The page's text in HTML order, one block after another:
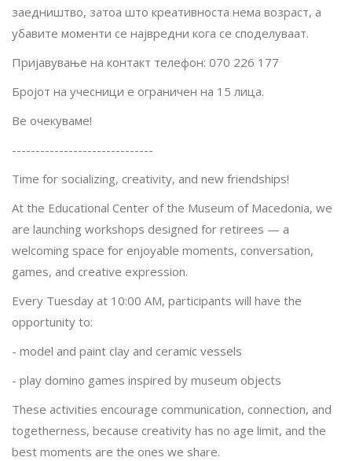
заедништво, затоа што креативноста нема возраст, а
убавите моменти се највредни кога се споделуваат.
Пријавување на контакт телефон: 070 226 177
Бројот на учесници е ограничен на 15 лица.
Ве очекуваме!
------------------------------
Time for socializing, creativity, and new friendships!
At the Educational Center of the Museum of Macedonia, we
are launching workshops designed for retirees — a
welcoming space for enjoyable moments, conversation,
games, and creative expression.
Every Tuesday at 10:00 AM, participants will have the
opportunity to:
- model and paint clay and ceramic vessels
- play domino games inspired by museum objects
These activities encourage communication, connection, and
togetherness, because creativity has no age limit, and the
best moments are the ones we share.